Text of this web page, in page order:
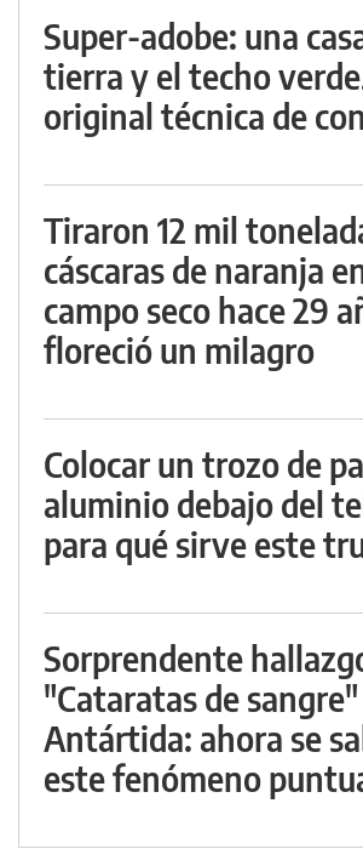
Super-adobe: una
tierra y el techo
original técnica de
Tiraron 12 mil
cáscaras de naranja
campo seco hace 29
floreció un milagro
Colocar un trozo de
aluminio debajo del
para qué sirve este
Sorprendente
"Cataratas de
Antártida: ahora se
este fenómeno